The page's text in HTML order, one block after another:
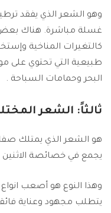
وهو الشعر الذي يفقد
غسلة مباشرة. هناك بعض
كالتغيرات المناخية
طبيعية التي تحتوي على
البحر وحمامات السباحة .
ثالثاً: الشعر
هو الشعر الذي يمتلك
يجمع في خصائصة
وهذا النوع هو أصعب
يتطلب مجهود وعناية